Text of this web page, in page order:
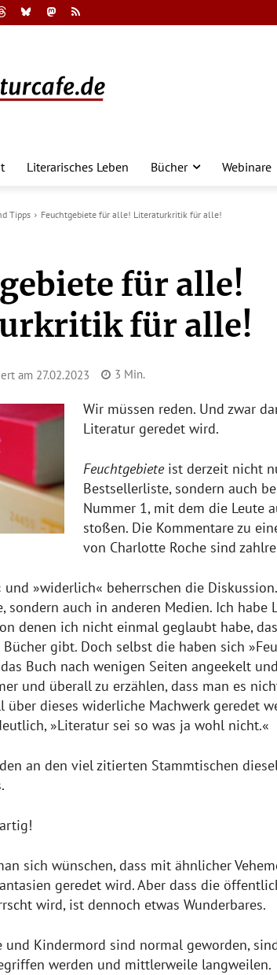
Literarisches Leben Bücher Webinare
Tipps Feuchtgebiete für alle! Literaturkritik für alle!
für alle!
für alle!
am 27.02.2023 3 Min.
Wir müssen reden. Und zwar
Literatur geredet wird.
Feuchtgebieteist derzeit nicht
Bestsellerliste, sondern auch
Nummer 1, mit dem die Leute
stoßen. Die Kommentare zu
von Charlotte Roche sind
und »widerlich« beherrschen die
sondern auch in anderen Medien. Ich habe
denen ich nicht einmal geglaubt habe,
gibt. Doch selbst die haben sich
Buch nach wenigen Seiten angeekelt
und überall zu erzählen, dass man es
über dieses widerliche Machwerk geredet
»Literatur sei so was ja wohl nicht.«
an den viel zitierten Stammtischen
sich wünschen, dass mit ähnlicher
geredet wird. Aber dass die
wird, ist dennoch etwas Wunderbares.
und Kindermord sind normal geworden,
werden und mittlerweile langweilen.